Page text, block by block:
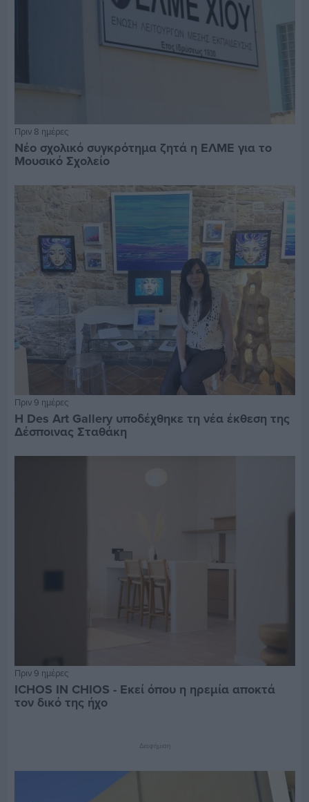
Πριν 8 ημέρες
Νέο σχολικό συγκρότημα ζητά η ΕΛΜΕ για το
Μουσικό Σχολείο
Πριν 9 ημέρες
Η Des Art Gallery υποδέχθηκε τη νέα έκθεση της
Δέσποινας Σταθάκη
Πριν 9 ημέρες
ICHOS IN CHIOS - Εκεί όπου η ηρεμία αποκτά
τον δικό της ήχο
Διαφήμιση